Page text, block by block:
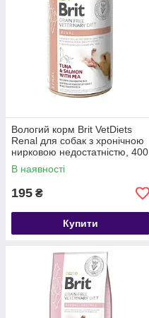
Вологий корм Brit VetDiets
Renal для собак з хронічною
нирковою недостатністю, 400
г (тунець та лосось)
В наявності
195 ₴
Купити